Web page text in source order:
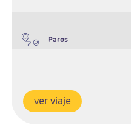
Paros
ver viaje